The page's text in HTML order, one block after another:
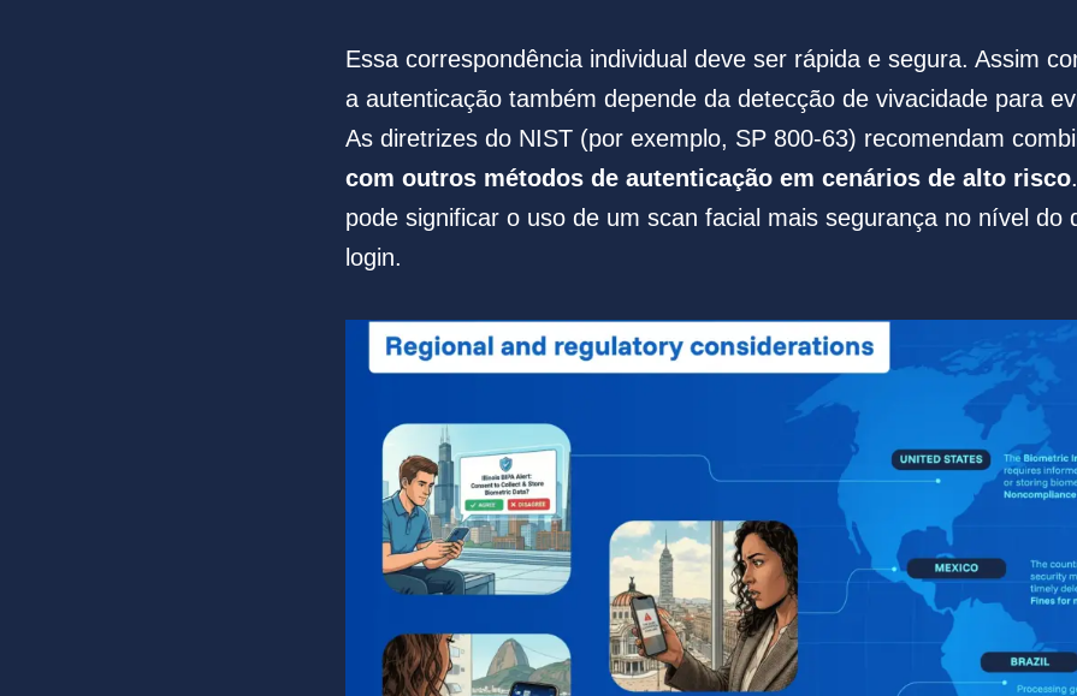
Essa correspondência individual deve ser rápida e segura. Assim
a autenticação também depende da detecção de vivacidade para
As diretrizes do NIST (por exemplo, SP 800-63) recomendam
com outros métodos de autenticação em cenários de alto risco
pode significar o uso de um scan facial mais segurança no nível do
login.